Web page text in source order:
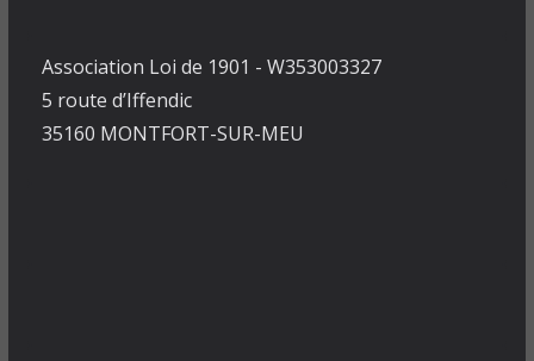
Association Loi de 1901 - W353003327
5 route d’Iffendic
35160 MONTFORT-SUR-MEU